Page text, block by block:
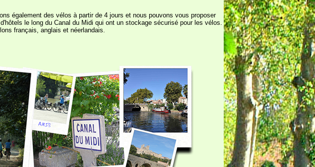
également des vélos à partir de 4 jours et nous pouvons vous proposer
le long du Canal du Midi qui ont un stockage sécurisé pour les vélos.
français, anglais et néerlandais.